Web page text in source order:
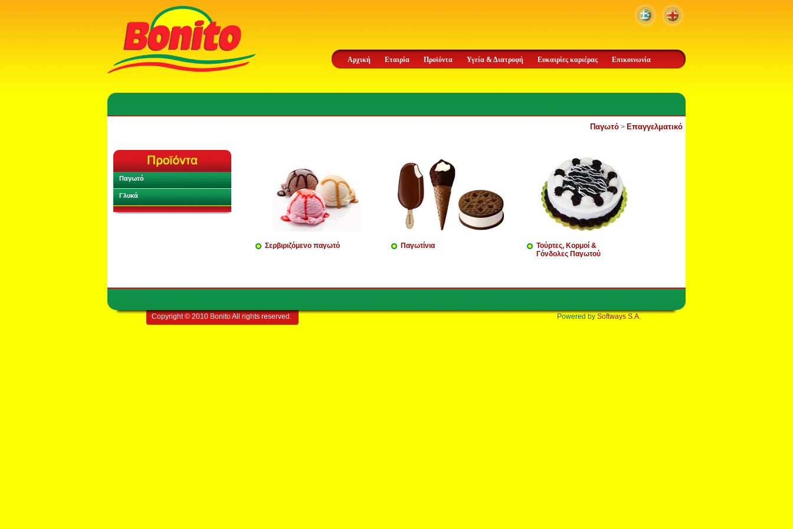
Αρχική Εταιρία Προϊόντα Υγεία & Διατροφή Ευκαιρίες καριέρας Επικοινωνία
Παγωτό > Επαγγελματικό
Παγωτό
Γλυκά
Σερβιριζόμενο παγωτό Παγωτίνια
Τούρτες, Κορμοί &
Γόνδολες Παγωτού
Copyright © 2010 Bonito All rights reserved. Powered by Softways S.A.